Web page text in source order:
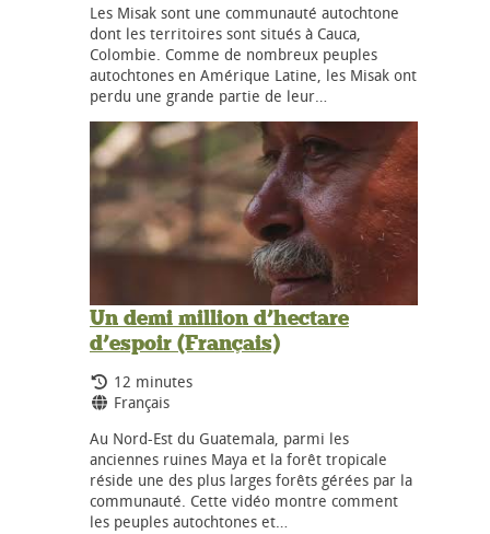
Les Misak sont une communauté autochtone
dont les territoires sont situés à Cauca,
Colombie. Comme de nombreux peuples
autochtones en Amérique Latine, les Misak ont
perdu une grande partie de leur…
Un demi million d’hectare
d’espoir (Français)
Durée:
12 minutes
Langues:
Français
Au Nord-Est du Guatemala, parmi les
anciennes ruines Maya et la forêt tropicale
réside une des plus larges forêts gérées par la
communauté. Cette vidéo montre comment
les peuples autochtones et…